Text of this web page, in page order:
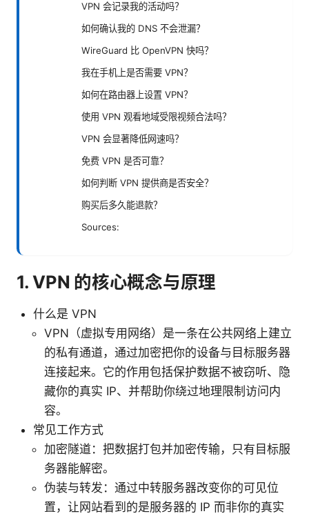
VPN 会记录我的活动吗？
如何确认我的 DNS 不会泄漏？
WireGuard 比 OpenVPN 快吗？
我在手机上是否需要 VPN？
如何在路由器上设置 VPN？
使用 VPN 观看地域受限视频合法吗？
VPN 会显著降低网速吗？
免费 VPN 是否可靠？
如何判断 VPN 提供商是否安全？
购买后多久能退款？
Sources:
1. VPN 的核心概念与原理
什么是 VPN
VPN（虚拟专用网络）是一条在公共网络上建立
的私有通道，通过加密把你的设备与目标服务器
连接起来。它的作用包括保护数据不被窃听、隐
藏你的真实 IP、并帮助你绕过地理限制访问内
容。
常见工作方式
加密隧道：把数据打包并加密传输，只有目标服
务器能解密。
伪装与转发：通过中转服务器改变你的可见位
置，让网站看到的是服务器的 IP 而非你的真实